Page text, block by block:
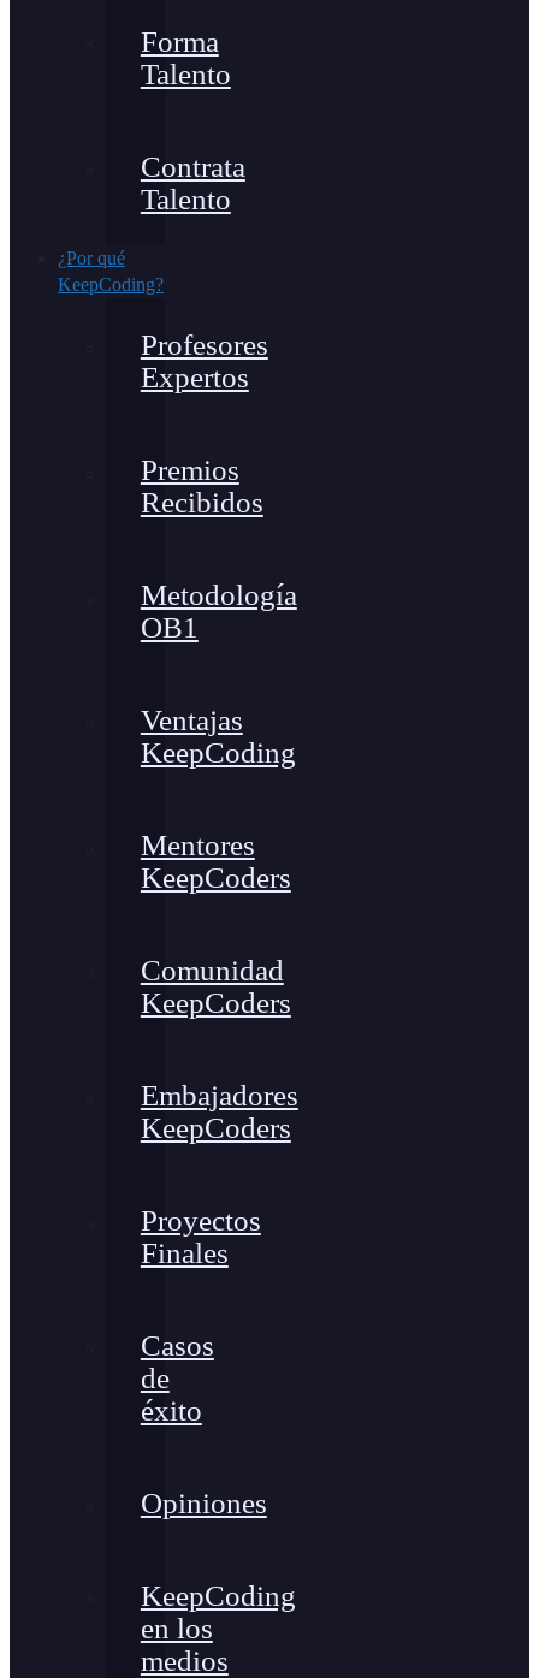
Forma
Talento
Contrata
Talento
¿Por qué
KeepCoding?
Profesores
Expertos
Premios
Recibidos
Metodología
OB1
Ventajas
KeepCoding
Mentores
KeepCoders
Comunidad
KeepCoders
Embajadores
KeepCoders
Proyectos
Finales
Casos
de
éxito
Opiniones
KeepCoding
en los
medios